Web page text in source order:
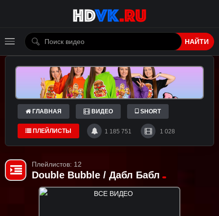
НАЙТИ
ГЛАВНАЯ ВИДЕО SHORT
ПЛЕЙЛИСТЫ 1 185 751 1 028
Плейлистов: 12
Double Bubble / Дабл Бабл